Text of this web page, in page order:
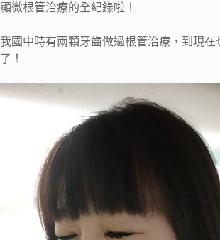
顯微根管治療的全紀錄啦！
我國中時有兩顆牙齒做過根管治療，到現在
了！